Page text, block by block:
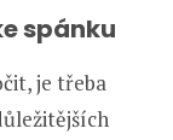
spánku
je třeba